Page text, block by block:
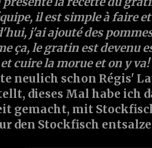
il est simple à faire
j'ai ajouté des
ça, le gratin est devenu
cuire la morue et on y va!
neulich schon Régis'
dieses Mal habe ich
gemacht, mit
den Stockfisch